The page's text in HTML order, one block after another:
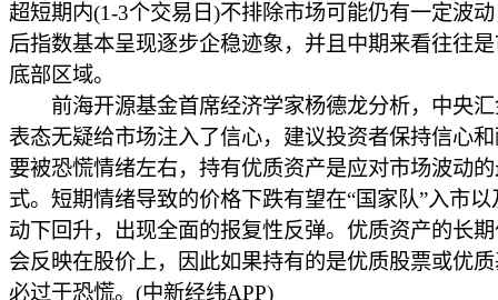
超短期内(1-3个交易日)不排除市场可能仍有一定波
后指数基本呈现逐步企稳迹象，并且中期来看往往
底部区域。
前海开源基金首席经济学家杨德龙分析，中央汇
表态无疑给市场注入了信心，建议投资者保持信心
要被恐慌情绪左右，持有优质资产是应对市场波动
式。短期情绪导致的价格下跌有望在“国家队”入市以
动下回升，出现全面的报复性反弹。优质资产的长
会反映在股价上，因此如果持有的是优质股票或优
必过于恐慌。(中新经纬APP)